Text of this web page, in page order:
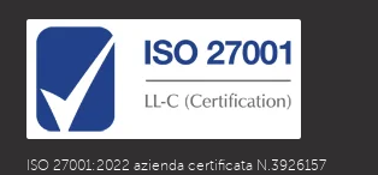
ISO 27001:2022 azienda certificata N.3926157